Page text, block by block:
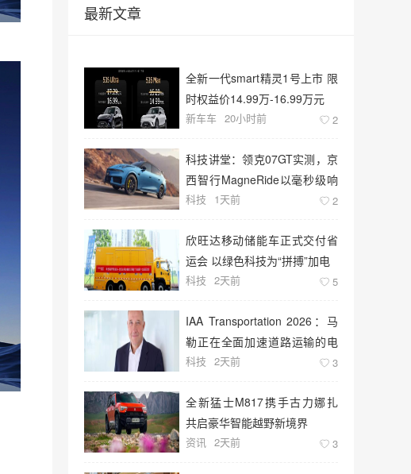
最新文章
全新一代smart精灵1号上市 限
时权益价14.99万-16.99万元
新车车 20小时前 2
科技讲堂：领克07GT实测，京
西智行MagneRide以毫秒级响
应“飞坡不跳”
科技 1天前 2
欣旺达移动储能车正式交付省
运会 以绿色科技为“拼搏”加电
科技 2天前 5
IAA Transportation 2026：马
勒正在全面加速道路运输的电
动化转型
科技 2天前 3
全新猛士M817携手古力娜扎
共启豪华智能越野新境界
资讯 2天前 3